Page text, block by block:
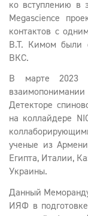
ко вступлению в
Megascience
контактов с
В.Т. Кимом были
ВКС.
В марте 2023
Детекторе
на коллайдере
ученые из
Египта, Италии,
Украины.
Данный
ИЯФ в